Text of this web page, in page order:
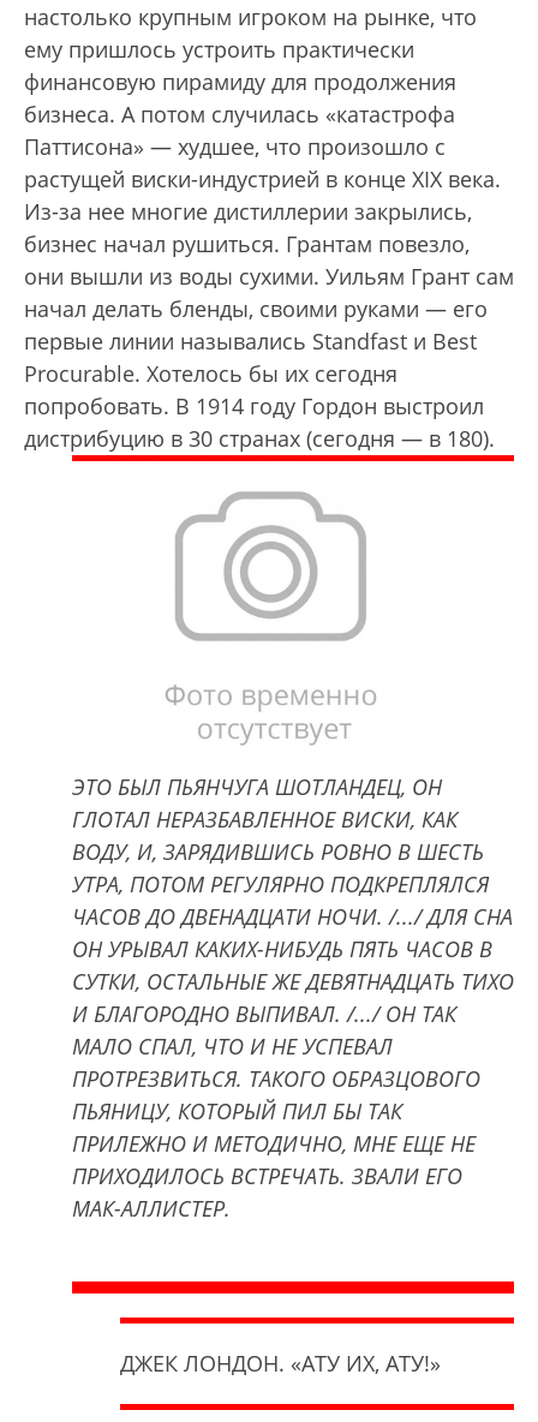
настолько крупным игроком на рынке, что
ему пришлось устроить практически
финансовую пирамиду для продолжения
бизнеса. А потом случилась «катастрофа
Паттисона» — худшее, что произошло с
растущей виски-индустрией в конце XIX века.
Из-за нее многие дистиллерии закрылись,
бизнес начал рушиться. Грантам повезло,
они вышли из воды сухими. Уильям Грант сам
начал делать бленды, своими руками — его
первые линии назывались Standfast и Best
Procurable. Хотелось бы их сегодня
попробовать. В 1914 году Гордон выстроил
дистрибуцию в 30 странах (сегодня — в 180).
ЭТО БЫЛ ПЬЯНЧУГА ШОТЛАНДЕЦ, ОН
ГЛОТАЛ НЕРАЗБАВЛЕННОЕ ВИСКИ, КАК
ВОДУ, И, ЗАРЯДИВШИСЬ РОВНО В ШЕСТЬ
УТРА, ПОТОМ РЕГУЛЯРНО ПОДКРЕПЛЯЛСЯ
ЧАСОВ ДО ДВЕНАДЦАТИ НОЧИ. /.../ ДЛЯ СНА
ОН УРЫВАЛ КАКИХ-НИБУДЬ ПЯТЬ ЧАСОВ В
СУТКИ, ОСТАЛЬНЫЕ ЖЕ ДЕВЯТНАДЦАТЬ ТИХО
И БЛАГОРОДНО ВЫПИВАЛ. /.../ ОН ТАК
МАЛО СПАЛ, ЧТО И НЕ УСПЕВАЛ
ПРОТРЕЗВИТЬСЯ. ТАКОГО ОБРАЗЦОВОГО
ПЬЯНИЦУ, КОТОРЫЙ ПИЛ БЫ ТАК
ПРИЛЕЖНО И МЕТОДИЧНО, МНЕ ЕЩЕ НЕ
ПРИХОДИЛОСЬ ВСТРЕЧАТЬ. ЗВАЛИ ЕГО
МАК-АЛЛИСТЕР.
ДЖЕК ЛОНДОН. «АТУ ИХ, АТУ!»